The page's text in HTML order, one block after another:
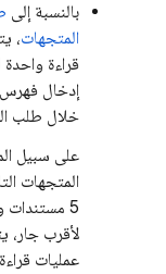
بالنسبة إلى
المتجهات،
إدخال فهرس
خلال طلب
على سبيل
المتجهات